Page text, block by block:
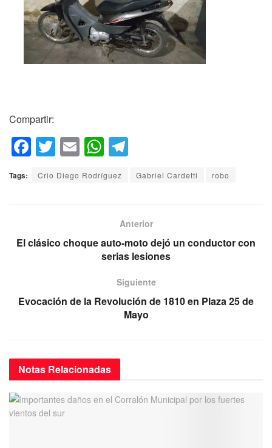
Compartir:
F
a
c
o
T
wi
tt
E
m
ail
W
h
at
p
p
el
e
a
m
Tags: Crio Diego Rodríguez Gabriel Cardetti robo
Anterior
El clásico choque auto-moto dejó un conductor con
serias lesiones
Siguiente
Evocación de la Revolución de 1810 en Plaza 25 de
Mayo
Notas Relacionadas